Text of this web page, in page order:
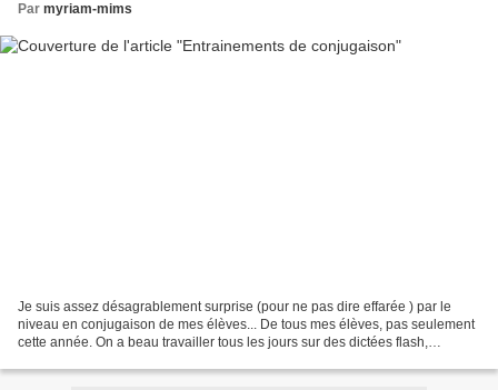
Par myriam-mims
Je suis assez désagrablement surprise (pour ne pas dire effarée ) par le
niveau en conjugaison de mes élèves... De tous mes élèves, pas seulement
cette année. On a beau travailler tous les jours sur des dictées flash,